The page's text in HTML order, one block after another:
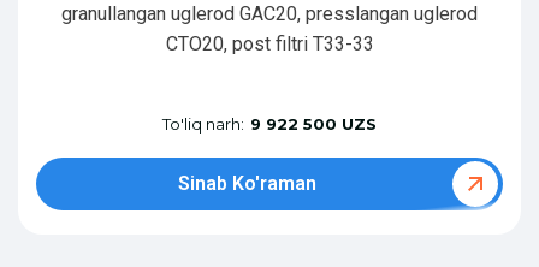
granullangan uglerod GAC20, presslangan uglerod
CTO20, post filtri T33-33
To'liq narh: 9 922 500 UZS
Sinab Ko'raman